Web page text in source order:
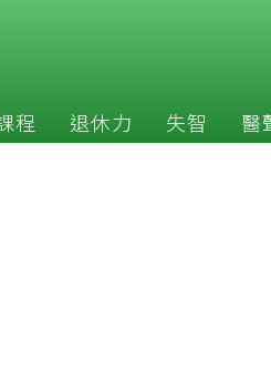
程 退休力 失智 醫